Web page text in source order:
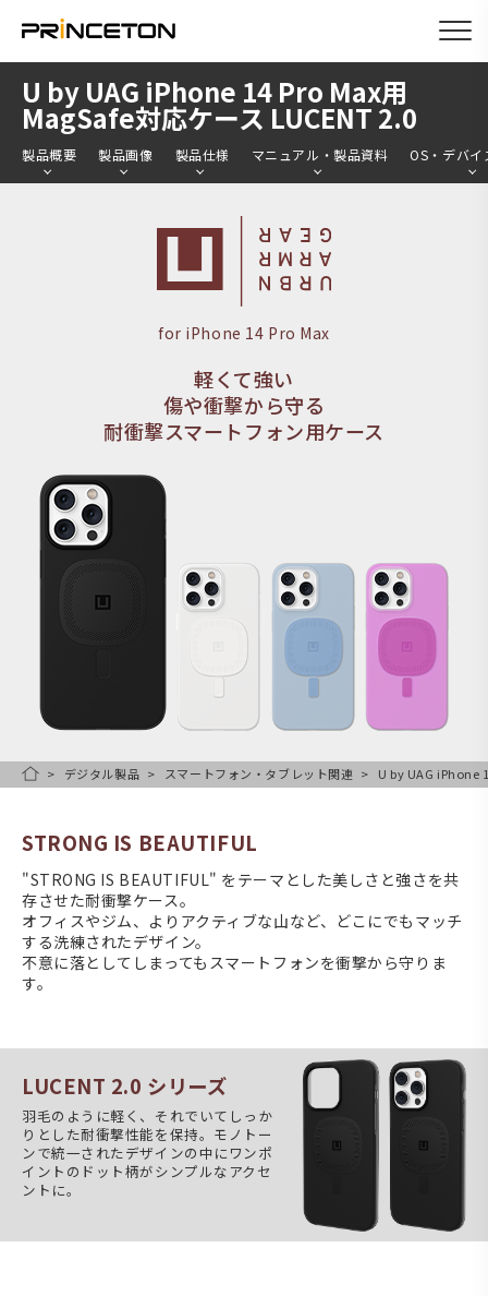
U by UAG iPhone 14 Pro Max用
MagSafe対応ケース LUCENT 2.0
製品概要 製品画像 製品仕様 マニュアル・製品資料 OS・デバイ
for iPhone 14 Pro Max
軽くて強い
傷や衝撃から守る
耐衝撃スマートフォン用ケース
HOMEデジタル製品 スマートフォン・タブレット関連 U by UAG iPhone
STRONG IS BEAUTIFUL
"STRONG IS BEAUTIFUL" をテーマとした美しさと強さを共
存させた耐衝撃ケース。
オフィスやジム、よりアクティブな山など、どこにでもマッチ
する洗練されたデザイン。
不意に落としてしまってもスマートフォンを衝撃から守りま
す。
LUCENT 2.0 シリーズ
羽毛のように軽く、それでいてしっか
りとした耐衝撃性能を保持。モノトー
ンで統一されたデザインの中にワンポ
イントのドット柄がシンプルなアクセ
ントに。